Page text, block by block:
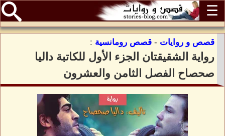
☰
قصص و روايات - قصص رومانسية :
رواية الشقيقتان الجزء الأول للكاتبة داليا
صحصاح الفصل الثامن والعشرون